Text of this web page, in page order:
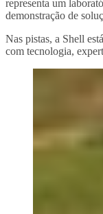
representa um
demonstração de
Nas pistas, a Shell
com tecnologia,